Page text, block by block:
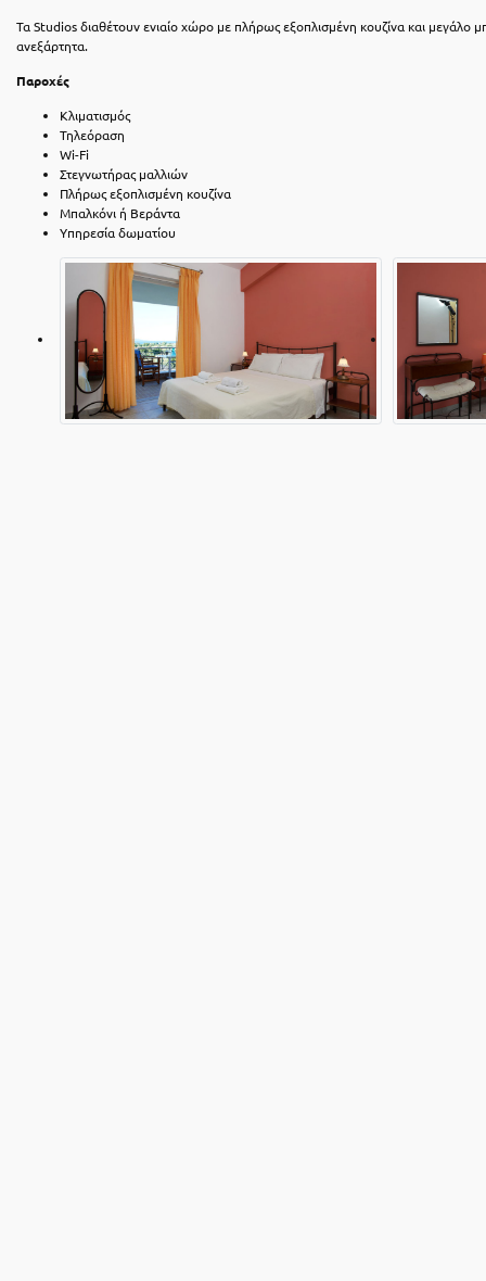
Τα Studios διαθέτουν ενιαίο χώρο με πλήρως εξοπλισμένη κουζίνα και
ανεξάρτητα.
Παροχές
Κλιματισμός
Τηλεόραση
Wi-Fi
Στεγνωτήρας μαλλιών
Πλήρως εξοπλισμένη κουζίνα
Μπαλκόνι ή Βεράντα
Υπηρεσία δωματίου